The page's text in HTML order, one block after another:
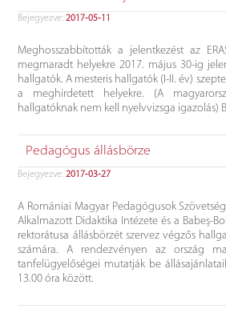
Bejegyezve:2017-05-11
Meghosszabbították a jelentkezést az
megmaradt helyekre 2017. május 30-ig
hallgatók. A mesteris hallgatók (I-II. év)
a meghirdetett helyekre. (A
hallgatóknak nem kell nyelvvizsga igazolás)
Pedagógus állásbörze
Bejegyezve:2017-03-27
A Romániai Magyar Pedagógusok
Alkalmazott Didaktika Intézete és a Babeș-
rektorátusa állásbörzét szervez végzős
számára. A rendezvényen az ország
tanfelügyelőségei mutatják be
13.00 óra között.